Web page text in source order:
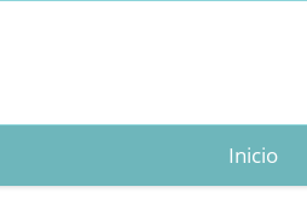
Inicio